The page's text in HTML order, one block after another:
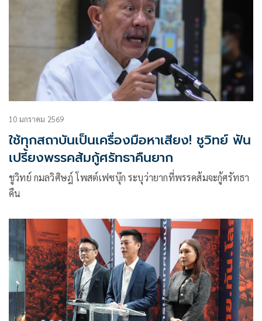
10 มกราคม 2569
ใช้ทุกสถาบันเป็นเครื่องมือหาเสียง! ชูวิทย์ ฟัน
เปรี้ยงพรรคส้มกู้ศรัทธาคืนยาก
ชูวิทย์ กมลวิศิษฎ์ โพสต์เฟซบุ๊ก ระบุว่ายากที่พรรคส้มจะกู้ศรัทธา
คืน